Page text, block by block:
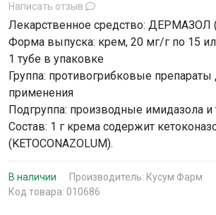
Написать отзыв
Лекарственное средство: ДЕРМАЗОЛ
Форма выпуска: крем, 20 мг/г по 15
1 тубе в упаковке
Группа: противогрибковые препараты
применения
Подгруппа: производные имидазола и
Состав: 1 г крема содержит
(KETOCONAZOLUM).
В наличии Производитель: Кусум Фарм
Код товара: 010686